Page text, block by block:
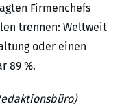
Firmenchefs
trennen: Weltweit
oder einen
89 %.